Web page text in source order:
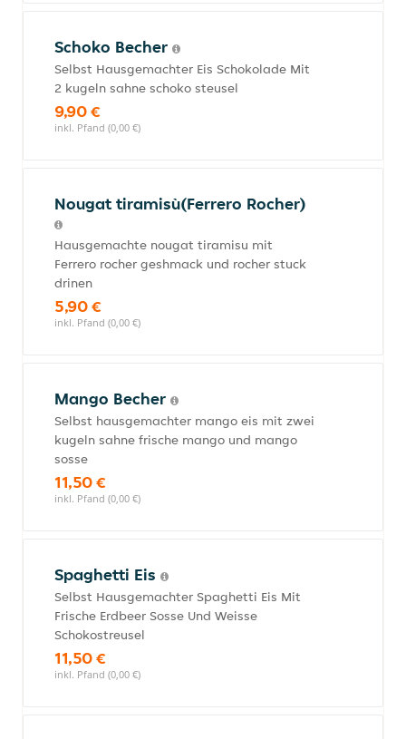
Schoko Becher
Selbst Hausgemachter Eis Schokolade Mit
2 kugeln sahne schoko steusel
9,90 €
inkl. Pfand (0,00 €)
Nougat tiramisù(Ferrero Rocher)
Hausgemachte nougat tiramisu mit
Ferrero rocher geshmack und rocher stuck
drinen
5,90 €
inkl. Pfand (0,00 €)
Mango Becher
Selbst hausgemachter mango eis mit zwei
kugeln sahne frische mango und mango
sosse
11,50 €
inkl. Pfand (0,00 €)
Spaghetti Eis
Selbst Hausgemachter Spaghetti Eis Mit
Frische Erdbeer Sosse Und Weisse
Schokostreusel
11,50 €
inkl. Pfand (0,00 €)